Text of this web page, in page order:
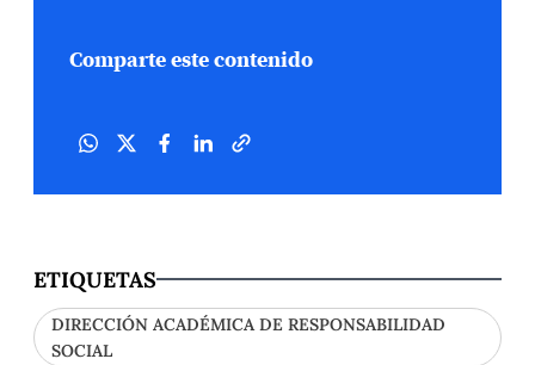
Comparte este contenido
ETIQUETAS
DIRECCIÓN ACADÉMICA DE RESPONSABILIDAD
SOCIAL